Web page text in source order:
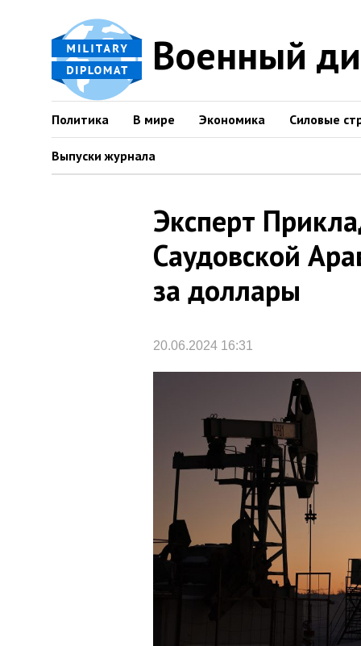
Военный
Политика В мире Экономика Силовые
Выпуски журнала
Эксперт
Саудовской
за доллары
20.06.2024 16:31